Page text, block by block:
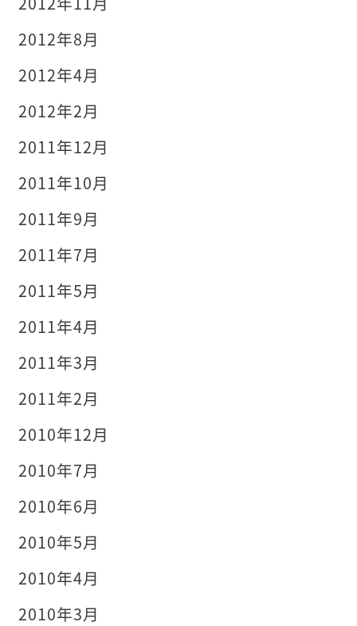
2012年8月
2012年4月
2012年2月
2011年12月
2011年10月
2011年9月
2011年7月
2011年5月
2011年4月
2011年3月
2011年2月
2010年12月
2010年7月
2010年6月
2010年5月
2010年4月
2010年3月